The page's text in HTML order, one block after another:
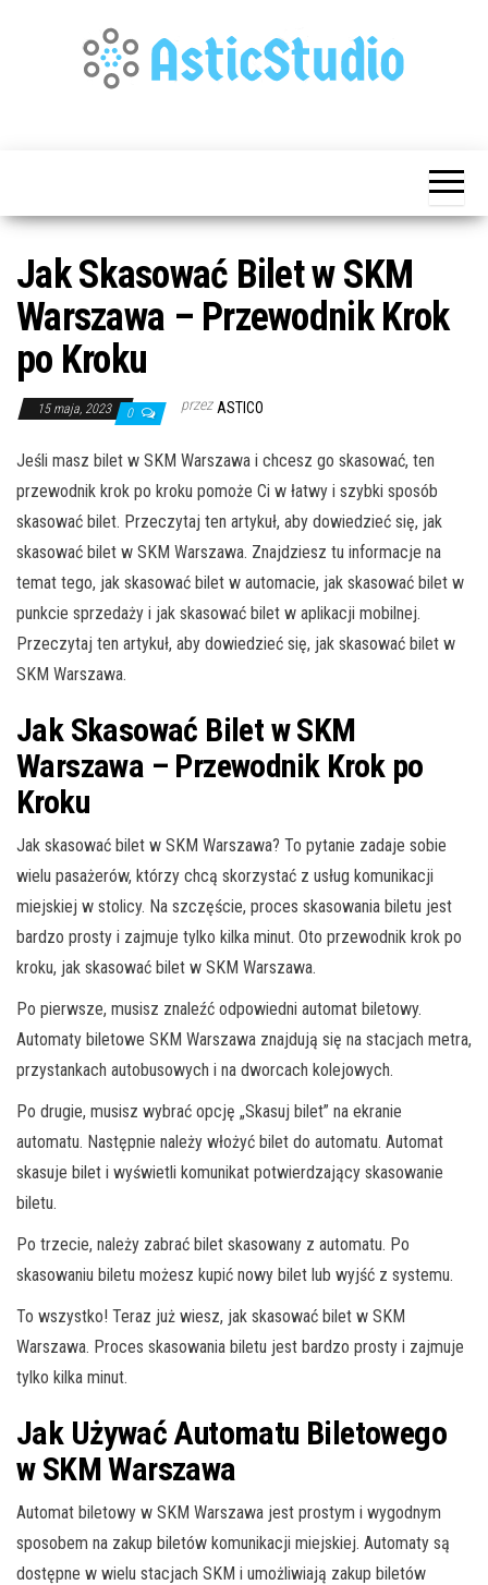
Jak Skasować Bilet w SKM
Warszawa – Przewodnik Krok
po Kroku
15 maja, 2023 0 przez ASTICO
Jeśli masz bilet w SKM Warszawa i chcesz go skasować, ten
przewodnik krok po kroku pomoże Ci w łatwy i szybki sposób
skasować bilet. Przeczytaj ten artykuł, aby dowiedzieć się, jak
skasować bilet w SKM Warszawa. Znajdziesz tu informacje na
temat tego, jak skasować bilet w automacie, jak skasować bilet w
punkcie sprzedaży i jak skasować bilet w aplikacji mobilnej.
Przeczytaj ten artykuł, aby dowiedzieć się, jak skasować bilet w
SKM Warszawa.
Jak Skasować Bilet w SKM
Warszawa – Przewodnik Krok po
Kroku
Jak skasować bilet w SKM Warszawa? To pytanie zadaje sobie
wielu pasażerów, którzy chcą skorzystać z usług komunikacji
miejskiej w stolicy. Na szczęście, proces skasowania biletu jest
bardzo prosty i zajmuje tylko kilka minut. Oto przewodnik krok po
kroku, jak skasować bilet w SKM Warszawa.
Po pierwsze, musisz znaleźć odpowiedni automat biletowy.
Automaty biletowe SKM Warszawa znajdują się na stacjach metra,
przystankach autobusowych i na dworcach kolejowych.
Po drugie, musisz wybrać opcję „Skasuj bilet” na ekranie
automatu. Następnie należy włożyć bilet do automatu. Automat
skasuje bilet i wyświetli komunikat potwierdzający skasowanie
biletu.
Po trzecie, należy zabrać bilet skasowany z automatu. Po
skasowaniu biletu możesz kupić nowy bilet lub wyjść z systemu.
To wszystko! Teraz już wiesz, jak skasować bilet w SKM
Warszawa. Proces skasowania biletu jest bardzo prosty i zajmuje
tylko kilka minut.
Jak Używać Automatu Biletowego
w SKM Warszawa
Automat biletowy w SKM Warszawa jest prostym i wygodnym
sposobem na zakup biletów komunikacji miejskiej. Automaty są
dostępne w wielu stacjach SKM i umożliwiają zakup biletów